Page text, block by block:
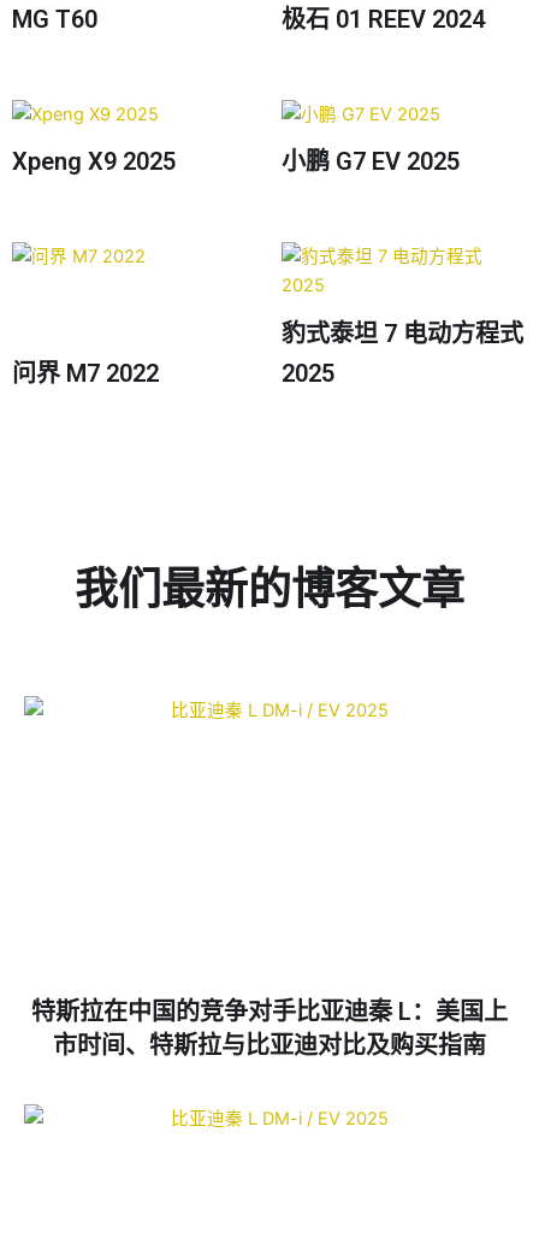
MG T60 极石 01 REEV 2024
Xpeng X9 2025 小鹏 G7 EV 2025
问界 M7 2022
豹式泰坦 7 电动方程式
2025
我们最新的博客文章
特斯拉在中国的竞争对手比亚迪秦 L：美国上
市时间、特斯拉与比亚迪对比及购买指南